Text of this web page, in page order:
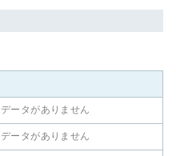
データがありません
データがありません